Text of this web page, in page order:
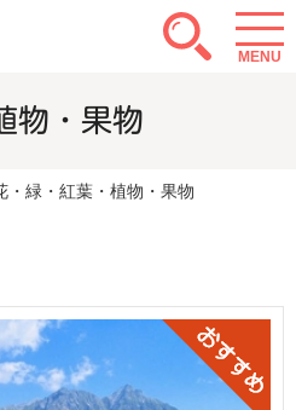
MENU
物・果物
・緑・紅葉・植物・果物